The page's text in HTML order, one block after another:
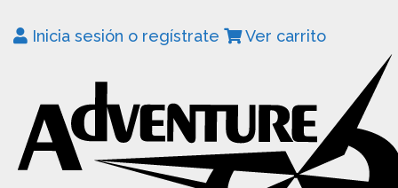
Inicia sesión o regístrate Ver carrito